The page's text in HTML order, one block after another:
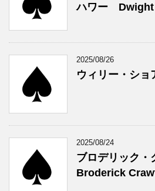
ハワー Dwight
2025/08/26
ウィリー・シ
2025/08/24
ブロデリック
Broderick